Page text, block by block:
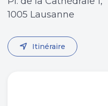
1005 Lausanne
Itinéraire